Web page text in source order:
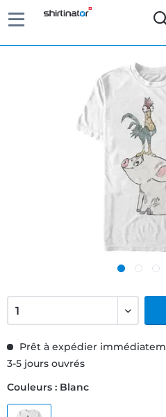
Prêt à expédier
3-5 jours ouvrés
Couleurs : Blanc